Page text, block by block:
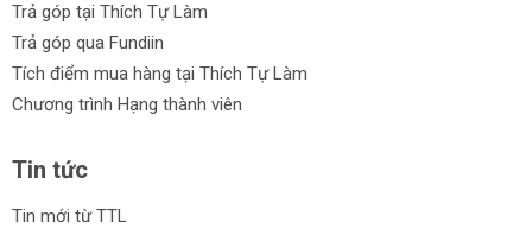
Trả góp tại Thích Tự Làm
Trả góp qua Fundiin
Tích điểm mua hàng tại Thích Tự Làm
Chương trình Hạng thành viên
Tin tức
Tin mới từ TTL